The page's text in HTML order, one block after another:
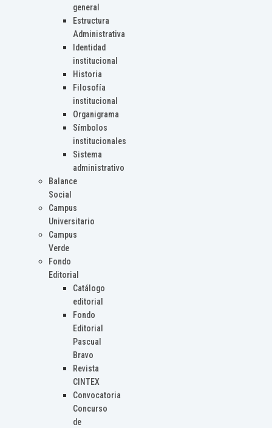
general
Estructura
Administrativa
Identidad
institucional
Historia
Filosofía
institucional
Organigrama
Símbolos
institucionales
Sistema
administrativo
Balance
Social
Campus
Universitario
Campus
Verde
Fondo
Editorial
Catálogo
editorial
Fondo
Editorial
Pascual
Bravo
Revista
CINTEX
Convocatoria
Concurso
de